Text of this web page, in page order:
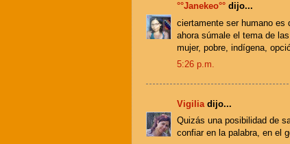
°°Janekeo°° dijo...
ciertamente ser humano
ahora súmale el tema de
mujer, pobre, indígena,
5:26 p.m.
Vigilia dijo...
Quizás una posibilidad de
confiar en la palabra, en el